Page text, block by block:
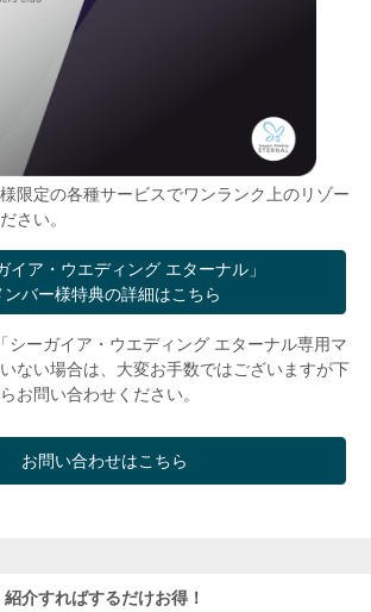
限定の各種サービスでワンランク上のリゾー
さい。
イア・ウエディング エターナル」
ンバー様特典の詳細はこちら
シーガイア・ウエディング エターナル専用マ
ない場合は、大変お手数ではございますが下
お問い合わせください。
お問い合わせはこちら
紹介すればするだけお得！